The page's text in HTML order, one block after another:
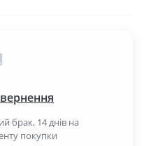
брак, 14 днів на
покупки